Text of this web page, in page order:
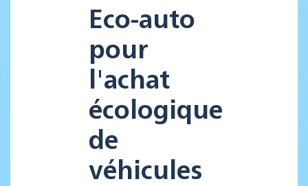
Eco-auto
pour
l'achat
écologique
de
véhicules